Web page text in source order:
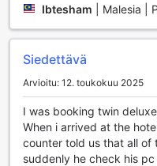
Ibtesham Malesia |
Siedettävä
Arvioitu: 12. toukokuu 2025
I was booking twin
When i arrived at the
counter told us that all of
suddenly he check his